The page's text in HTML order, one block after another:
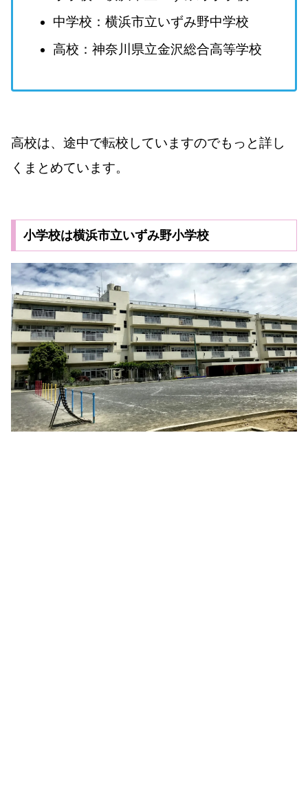
中学校：横浜市立いずみ野中学校
高校：神奈川県立金沢総合高等学校
高校は、途中で転校していますのでもっと詳し
くまとめています。
小学校は横浜市立いずみ野小学校